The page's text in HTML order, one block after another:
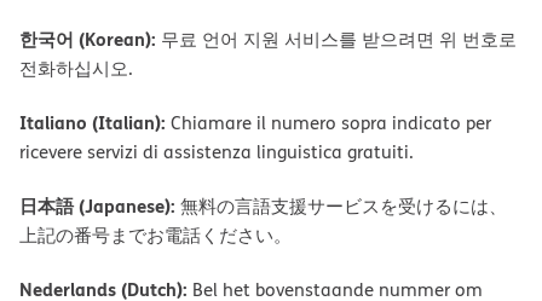
한국어 (Korean): 무료 언어 지원 서비스를 받으려면 위 번호로
전화하십시오.
Italiano (Italian): Chiamare il numero sopra indicato per
ricevere servizi di assistenza linguistica gratuiti.
日本語 (Japanese): 無料の言語支援サービスを受けるには、
上記の番号までお電話ください。
Nederlands (Dutch): Bel het bovenstaande nummer om